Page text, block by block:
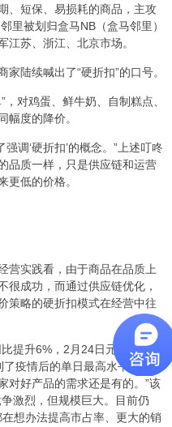
、短保、易损耗的商品，主攻
里被划归盒马NB（盒马邻里）
江苏、浙江、北京市场。
陆续喊出了“硬折扣”的口号。
对鸡蛋、鲜牛奶、自制糕点、
幅度的降价。
调‘硬折扣’的概念。”上述叮咚
品质一样，只是供应链和运营
更低的价格。
营实践看，由于商品在品质上
很成功，而通过供应链优化，
策略的硬折扣模式在经营中往
提升6%，2月24日元宵节当
疫情后的单日最高水平。从春
对好产品的需求还是有的。”该
激烈，但规模巨大。目前仍
想办法提高市占率、更大的销